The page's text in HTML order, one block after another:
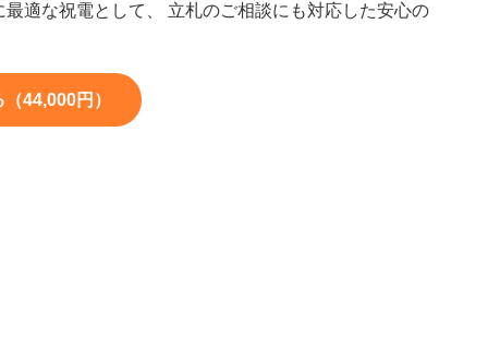
最適な祝電として、 立札のご相談にも対応した安心の
44,000円）